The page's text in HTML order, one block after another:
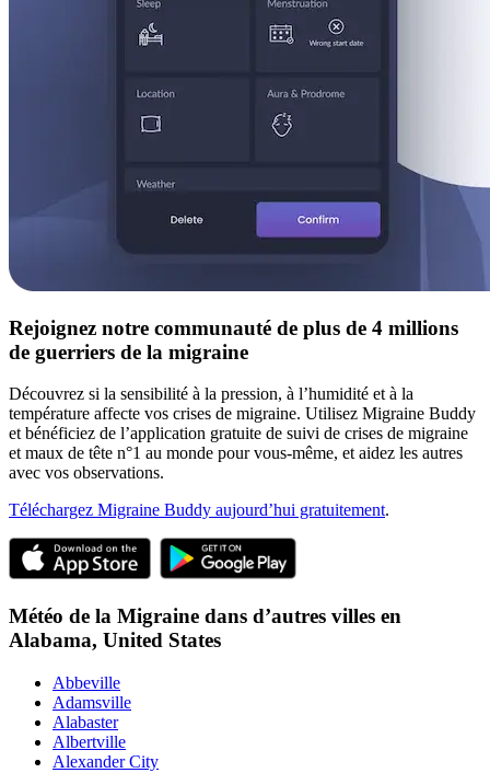
Rejoignez notre communauté de plus de 4 millions
de guerriers de la migraine
Découvrez si la sensibilité à la pression, à l’humidité et à la
température affecte vos crises de migraine. Utilisez Migraine Buddy
et bénéficiez de l’application gratuite de suivi de crises de migraine
et maux de tête n°1 au monde pour vous-même, et aidez les autres
avec vos observations.
Téléchargez Migraine Buddy aujourd’hui gratuitement.
Météo de la Migraine dans d’autres villes en
Alabama, United States
Abbeville
Adamsville
Alabaster
Albertville
Alexander City